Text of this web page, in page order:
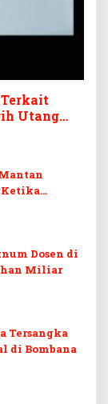
Utang
Ketika
Dosen di
Miliar
Tersangka
di Bombana